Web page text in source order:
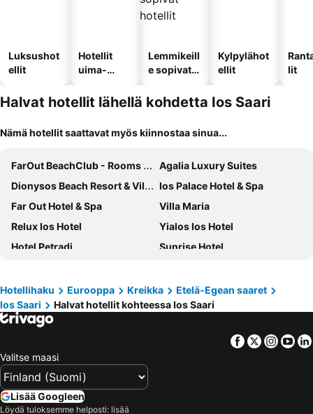
Luksushot
ellit
Hotellit
uima-
Lemmikeill
e sopivat
Kylpylähot
ellit
lit
Halvat hotellit lähellä kohdetta Ios Saari
Nämä hotellit saattavat myös kiinnostaa sinua...
FarOut BeachClub - Rooms & Camping
Agalia Luxury Suites
Dionysos Beach Resort & Villas
Ios Palace Hotel & Spa
Far Out Hotel & Spa
Villa Maria
Relux Ios Hotel
Yialos Ios Hotel
Hotel Petradi
Sunrise Hotel
Armadoros Hotel Ios Backpackers
Markos Village Pension
Ios Grand Pool Suites
Mare Blue Ios
Mare Monte
Far Out Village Hotel
Aegeon Hotel
Acteon Hotel
Psili Ammos
Hotellihaku Eurooppa Kreikka
Etelä-Egean saaret
Ios Saari
Halvat hotellit kohteessa Ios Saari
Facebook
Twitter
Valitse maasi
Lisää Googleen
Löydä tuloksemme helposti: lisää